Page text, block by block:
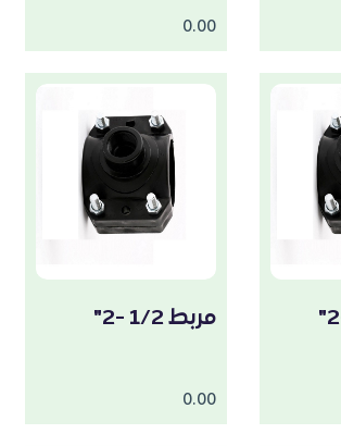
0.00
مربط 1/2 -2"
0.00